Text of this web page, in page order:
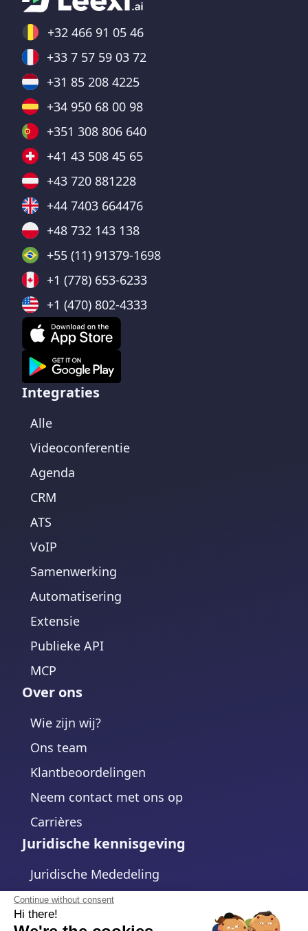
Continue without consent
Hi there!
+32 466 91 05 46
+33 7 57 59 03 72
+31 85 208 4225
+34 950 68 00 98
+351 308 806 640
+41 43 508 45 65
+43 720 881228
+44 7403 664476
+48 732 143 138
+55 (11) 91379-1698
+1 (778) 653-6233
+1 (470) 802-4333
Integraties
Alle
Videoconferentie
Agenda
CRM
ATS
VoIP
Samenwerking
Automatisering
Extensie
Publieke API
MCP
Over ons
Wie zijn wij?
Ons team
Klantbeoordelingen
Neem contact met ons op
Carrières
Juridische kennisgeving
Juridische Mededeling
Privacybeleid
Cookiebeleid